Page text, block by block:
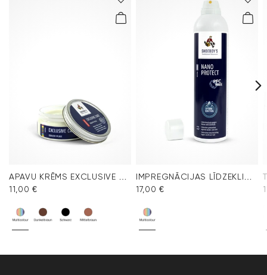
APAVU KRĒMS EXCLUSIVE BEZKRĀSAS
11,00 €
IMPREGNĀCIJAS LĪDZEKLIS NANO PROTECT SPRAY
17,00 €